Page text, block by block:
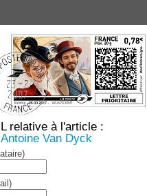
relative à l'article :
Van Dyck